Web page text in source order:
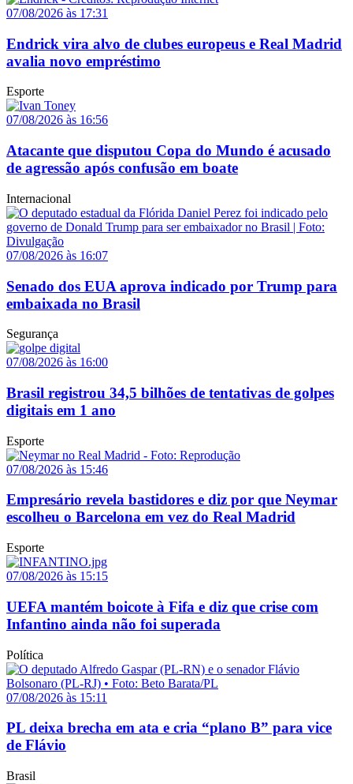
07/08/2026 às 17:31
Endrick vira alvo de clubes europeus e Real Madrid
avalia novo empréstimo
Esporte
07/08/2026 às 16:56
Atacante que disputou Copa do Mundo é acusado
de agressão após confusão em boate
Internacional
07/08/2026 às 16:07
Senado dos EUA aprova indicado por Trump para
embaixada no Brasil
Segurança
07/08/2026 às 16:00
Brasil registrou 34,5 bilhões de tentativas de golpes
digitais em 1 ano
Esporte
07/08/2026 às 15:46
Empresário revela bastidores e diz por que Neymar
escolheu o Barcelona em vez do Real Madrid
Esporte
07/08/2026 às 15:15
UEFA mantém boicote à Fifa e diz que crise com
Infantino ainda não foi superada
Política
07/08/2026 às 15:11
PL deixa brecha em ata e cria “plano B” para vice
de Flávio
Brasil